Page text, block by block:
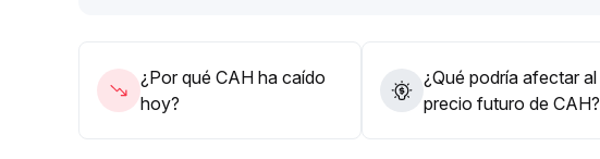
¿Por qué CAH ha caído
hoy?
¿Qué podría afectar al
precio futuro de CAH?